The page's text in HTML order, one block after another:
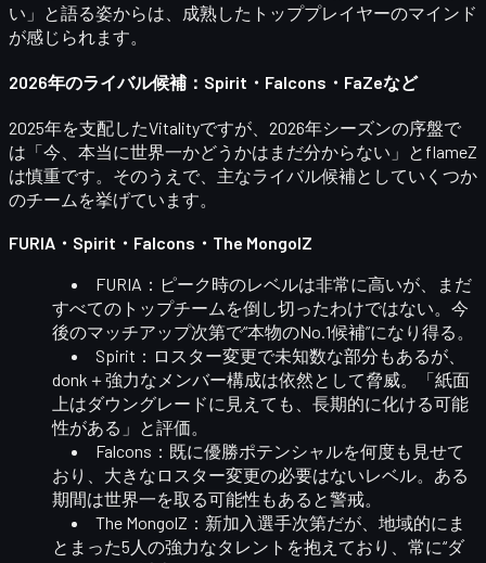
い」と語る姿からは、成熟したトッププレイヤーのマインド
が感じられます。
2026年のライバル候補：Spirit・Falcons・FaZeなど
2025年を支配したVitalityですが、2026年シーズンの序盤で
は 「今、本当に世界一かどうかはまだ分からない」 とflameZ
は慎重です。そのうえで、主なライバル候補としていくつか
のチームを挙げています。
FURIA・Spirit・Falcons・The MongolZ
FURIA ：ピーク時のレベルは非常に高いが、まだ
すべてのトップチームを倒し切ったわけではない。今
後のマッチアップ次第で“本物のNo.1候補”になり得る。
Spirit ：ロスター変更で未知数な部分もあるが、
donk＋強力なメンバー構成は依然として脅威。「紙面
上はダウングレードに見えても、長期的に化ける可能
性がある」と評価。
Falcons ：既に優勝ポテンシャルを何度も見せて
おり、大きなロスター変更の必要はないレベル。ある
期間は世界一を取る可能性もあると警戒。
The MongolZ ：新加入選手次第だが、地域的にま
とまった5人の強力なタレントを抱えており、常に“ダ